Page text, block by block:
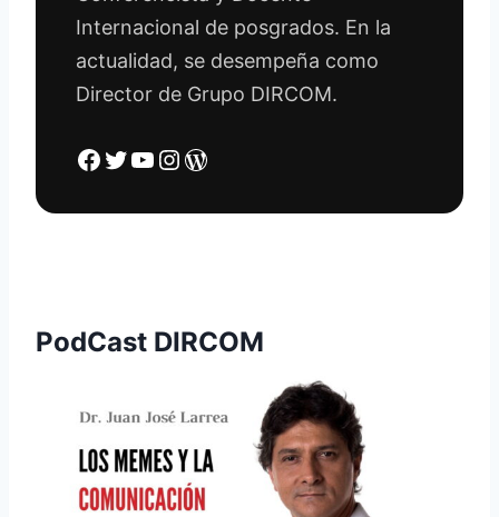
Internacional de posgrados. En la
actualidad, se desempeña como
Director de Grupo DIRCOM.
Facebook Twitter YouTube Instagram WordPress
PodCast DIRCOM